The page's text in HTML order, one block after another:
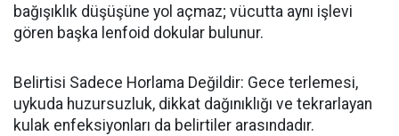
bağışıklık düşüşüne yol açmaz; vücutta aynı işlevi
gören başka lenfoid dokular bulunur.
Belirtisi Sadece Horlama Değildir: Gece terlemesi,
uykuda huzursuzluk, dikkat dağınıklığı ve tekrarlayan
kulak enfeksiyonları da belirtiler arasındadır.